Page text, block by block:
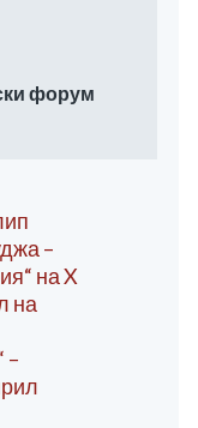
форум
–
на X
на
–